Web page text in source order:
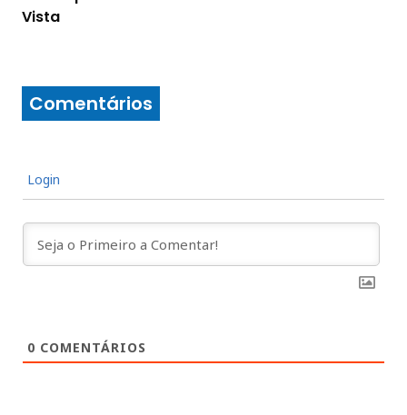
Vista
Comentários
Login
0 COMENTÁRIOS